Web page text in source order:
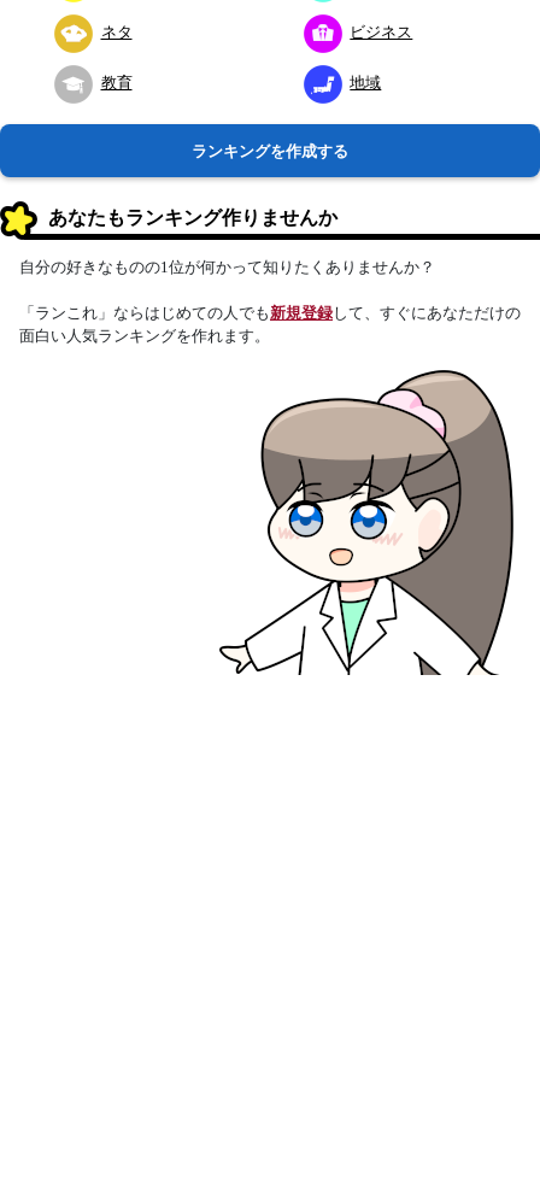
ネタ ビジネス
教育 地域
ランキングを作成する
あなたもランキング作りませんか
自分の好きなものの1位が何かって知りたくありませんか？
「ランこれ」ならはじめての人でも新規登録して、すぐにあなただけの
面白い人気ランキングを作れます。